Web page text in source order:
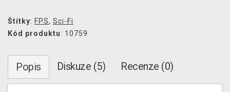
Štítky: FPS, Sci-Fi
Kód produktu: 10759
Popis Diskuze (5) Recenze (0)